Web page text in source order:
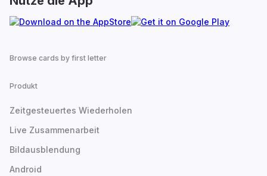
Browse cards by first letter
Produkt
Zeitgesteuertes Wiederholen
Live Zusammenarbeit
Bildausblendung
Android